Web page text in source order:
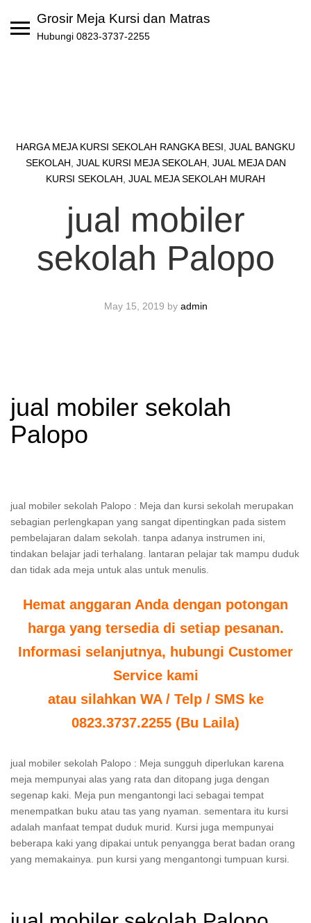
Grosir Meja Kursi dan Matras
Hubungi 0823-3737-2255
HARGA MEJA KURSI SEKOLAH RANGKA BESI JUAL BANGKU
SEKOLAH JUAL KURSI MEJA SEKOLAH JUAL MEJA DAN
KURSI SEKOLAH JUAL MEJA SEKOLAH MURAH
jual mobiler
sekolah Palopo
May 15, 2019 by admin
jual mobiler sekolah
Palopo
jual mobiler sekolah Palopo : Meja dan kursi sekolah merupakan
sebagian perlengkapan yang sangat dipentingkan pada sistem
pembelajaran dalam sekolah. tanpa adanya instrumen ini,
tindakan belajar jadi terhalang. lantaran pelajar tak mampu duduk
dan tidak ada meja untuk alas untuk menulis.
Hemat anggaran Anda dengan potongan
harga yang tersedia di setiap pesanan.
Informasi selanjutnya, hubungi Customer
Service kami
atau silahkan WA / Telp / SMS ke
0823.3737.2255 (Bu Laila)
jual mobiler sekolah Palopo : Meja sungguh diperlukan karena
meja mempunyai alas yang rata dan ditopang juga dengan
segenap kaki. Meja pun mengantongi laci sebagai tempat
menempatkan buku atau tas yang nyaman. sementara itu kursi
adalah manfaat tempat duduk murid. Kursi juga mempunyai
beberapa kaki yang dipakai untuk penyangga berat badan orang
yang memakainya. pun kursi yang mengantongi tumpuan kursi.